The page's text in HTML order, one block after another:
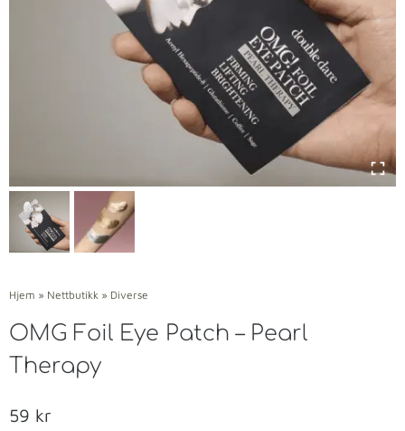
Hjem » Nettbutikk » Diverse
OMG Foil Eye Patch – Pearl
Therapy
59 kr